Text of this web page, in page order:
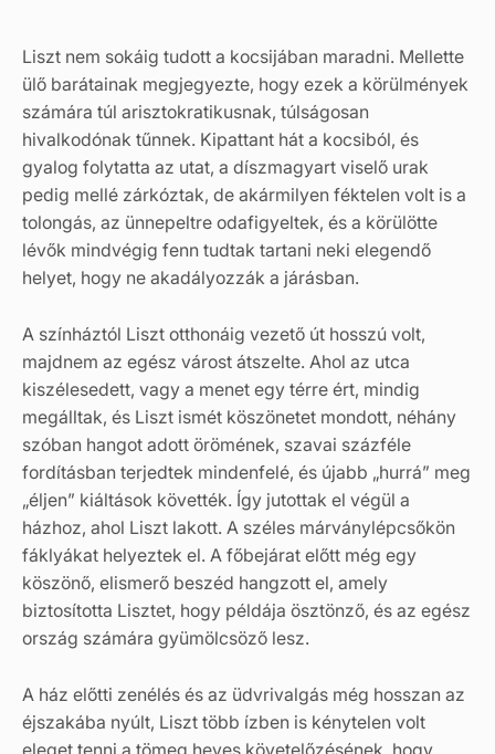
Liszt nem sokáig tudott a kocsijában maradni. Mellette
ülő barátainak megjegyezte, hogy ezek a körülmények
számára túl arisztokratikusnak, túlságosan
hivalkodónak tűnnek. Kipattant hát a kocsiból, és
gyalog folytatta az utat, a díszmagyart viselő urak
pedig mellé zárkóztak, de akármilyen féktelen volt is a
tolongás, az ünnepeltre odafigyeltek, és a körülötte
lévők mindvégig fenn tudtak tartani neki elegendő
helyet, hogy ne akadályozzák a járásban.
A színháztól Liszt otthonáig vezető út hosszú volt,
majdnem az egész várost átszelte. Ahol az utca
kiszélesedett, vagy a menet egy térre ért, mindig
megálltak, és Liszt ismét köszönetet mondott, néhány
szóban hangot adott örömének, szavai százféle
fordításban terjedtek mindenfelé, és újabb „hurrá” meg
„éljen” kiáltások követték. Így jutottak el végül a
házhoz, ahol Liszt lakott. A széles márványlépcsőkön
fáklyákat helyeztek el. A főbejárat előtt még egy
köszönő, elismerő beszéd hangzott el, amely
biztosította Lisztet, hogy példája ösztönző, és az egész
ország számára gyümölcsöző lesz.
A ház előtti zenélés és az üdvrivalgás még hosszan az
éjszakába nyúlt, Liszt több ízben is kénytelen volt